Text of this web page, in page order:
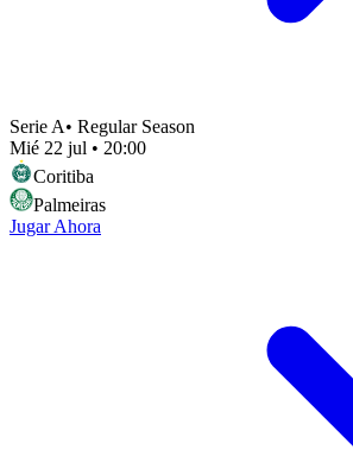
Serie A• Regular Season
Mié 22 jul • 20:00
Coritiba
Palmeiras
Jugar Ahora